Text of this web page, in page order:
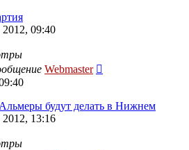
2012, 09:40
Webmaster
будут делать в Нижнем
2012, 13:16